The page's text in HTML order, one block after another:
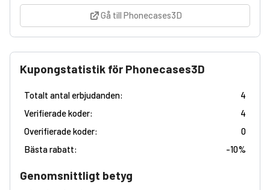
Gå till Phonecases3D
Kupongstatistik för Phonecases3D
Totalt antal erbjudanden:
4
Verifierade koder:
4
Overifierade koder:
0
Bästa rabatt:
-10%
Genomsnittligt betyg